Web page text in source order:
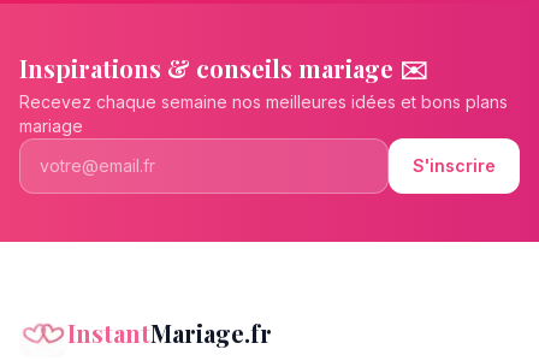
Inspirations & conseils mariage ✉️
Recevez chaque semaine nos meilleures idées et bons plans
mariage
S'inscrire
InstantMariage.fr